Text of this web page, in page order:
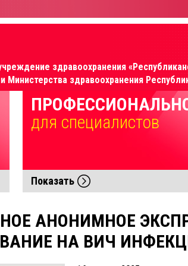
здравоохранения
здравоохранения
для специалиcтов
Показать
АНОНИМНОЕ
НА ВИЧ